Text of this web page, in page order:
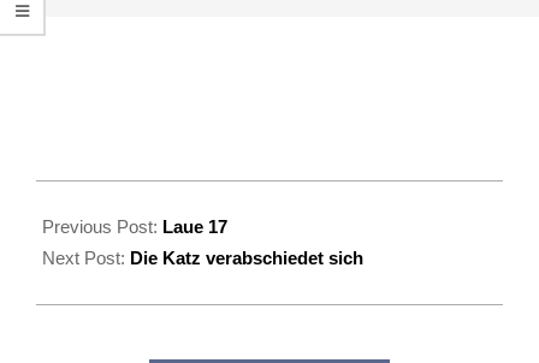
12-
22
Previous Post: Laue 17
Next Post: Die Katz verabschiedet sich